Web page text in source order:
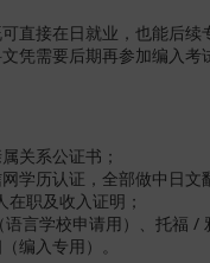
直接在日就业，也能后续
凭需要后期再参加编入考
关系公证书；
学历认证，全部做中日文
职及收入证明；
言学校申请用）、托福 /
编入专用）。